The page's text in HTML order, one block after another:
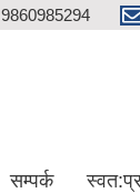
9860985294
सम्पर्क